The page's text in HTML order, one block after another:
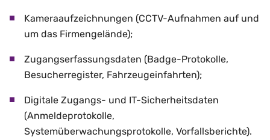
Kameraaufzeichnungen (CCTV-Aufnahmen auf und
um das Firmengelände);
Zugangserfassungsdaten (Badge-Protokolle,
Besucherregister, Fahrzeugeinfahrten);
Digitale Zugangs- und IT-Sicherheitsdaten
(Anmeldeprotokolle,
Systemüberwachungsprotokolle, Vorfallsberichte).